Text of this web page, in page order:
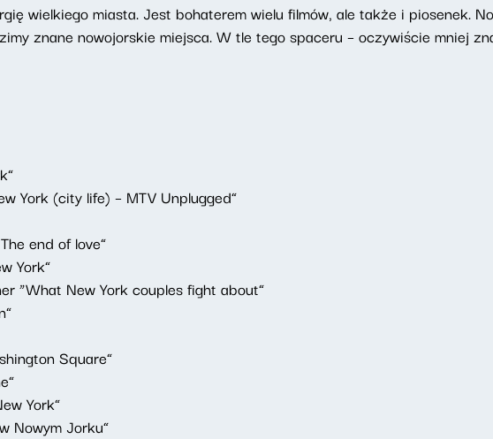
wielkiego miasta. Jest bohaterem wielu filmów, ale także i piosenek.
znane nowojorskie miejsca. W tle tego spaceru – oczywiście mniej
York (city life) – MTV Unplugged”
end of love”
York”
“What New York couples fight about”
Square”
York”
Nowym Jorku”